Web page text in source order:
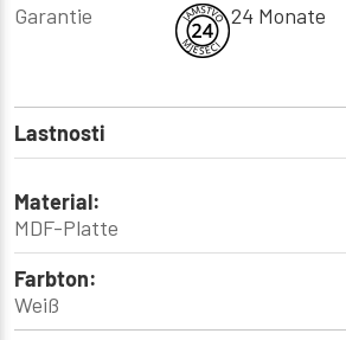
Garantie 24 Monate
Lastnosti
Material:
MDF-Platte
Farbton:
Weiß